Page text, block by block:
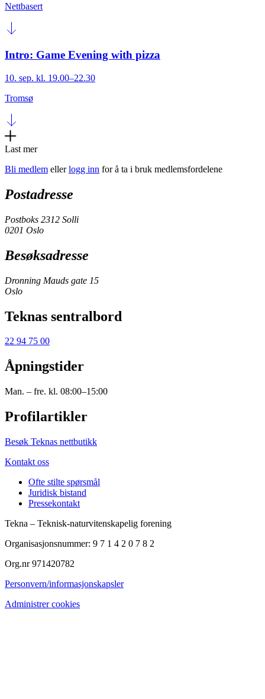
Nettbasert
Intro: Game Evening with pizza
10. sep. kl. 19.00–22.30
Tromsø
Last mer
Bli medlem ellerlogg inn for å ta i bruk medlemsfordelene
Postadresse
Postboks 2312 Solli
0201 Oslo
Besøksadresse
Dronning Mauds gate 15
Oslo
Teknas sentralbord
22 94 75 00
Åpningstider
Man. – fre. kl. 08:00–15:00
Profilartikler
Besøk Teknas nettbutikk
Kontakt oss
Ofte stilte spørsmål
Juridisk bistand
Pressekontakt
Tekna – Teknisk-naturvitenskapelig forening
Organisasjonsnummer: 9 7 1 4 2 0 7 8 2
Org.nr 971420782
Personvern/informasjonskapsler
Administrer cookies